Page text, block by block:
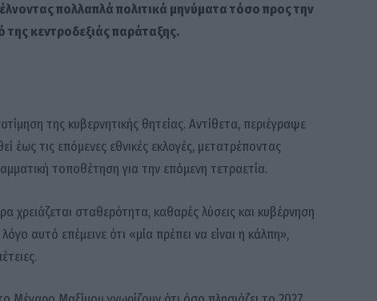
πολλαπλά πολιτικά μηνύματα τόσο προς την
της κεντροδεξιάς παράταξης.
της κυβερνητικής θητείας. Αντίθετα, περιέγραψε
έως τις επόμενες εθνικές εκλογές, μετατρέποντας
τοποθέτηση για την επόμενη τετραετία.
χρειάζεται σταθερότητα, καθαρές λύσεις και κυβέρνηση
αυτό επέμεινε ότι «μία πρέπει να είναι η κάλπη»,